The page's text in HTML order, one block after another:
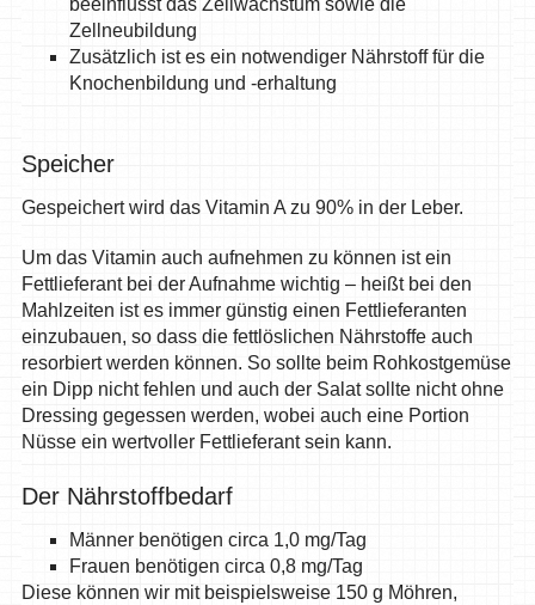
beeinflusst das Zellwachstum sowie die
Zellneubildung
Zusätzlich ist es ein notwendiger Nährstoff für die
Knochenbildung und -erhaltung
Speicher
Gespeichert wird das Vitamin A zu 90% in der Leber.
Um das Vitamin auch aufnehmen zu können ist ein
Fettlieferant bei der Aufnahme wichtig – heißt bei den
Mahlzeiten ist es immer günstig einen Fettlieferanten
einzubauen, so dass die fettlöslichen Nährstoffe auch
resorbiert werden können. So sollte beim Rohkostgemüse
ein Dipp nicht fehlen und auch der Salat sollte nicht ohne
Dressing gegessen werden, wobei auch eine Portion
Nüsse ein wertvoller Fettlieferant sein kann.
Der Nährstoffbedarf
Männer benötigen circa 1,0 mg/Tag
Frauen benötigen circa 0,8 mg/Tag
Diese können wir mit beispielsweise 150 g Möhren,